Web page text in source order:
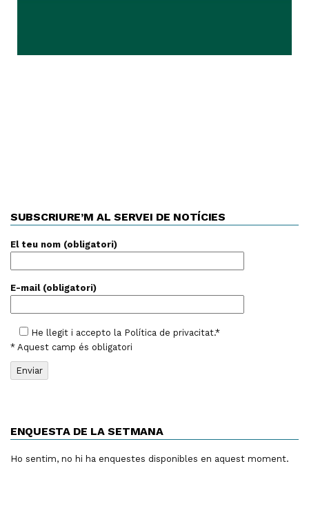
SUBSCRIURE’M AL SERVEI DE NOTÍCIES
El teu nom (obligatori)
E-mail (obligatori)
He llegit i accepto la Política de privacitat.*
* Aquest camp és obligatori
ENQUESTA DE LA SETMANA
Ho sentim, no hi ha enquestes disponibles en aquest moment.